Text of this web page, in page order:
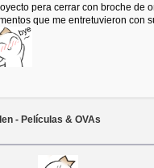
pera cerrar con broche de
que me entretuvieron
- Películas & OVAs